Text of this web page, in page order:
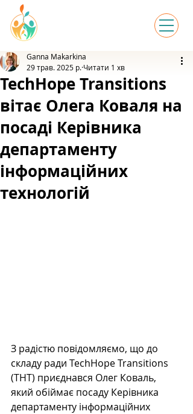
TechHope Transitions
вітає Олега Коваля на
посаді Керівника
департаменту
інформаційних
технологій
Ganna Makarkina
29 трав. 2025 р. Читати 1 хв
З радістю повідомляємо, що до
складу ради TechHope Transitions
(THT) приєднався Олег Коваль,
який обіймає посаду Керівника
департаменту інформаційних